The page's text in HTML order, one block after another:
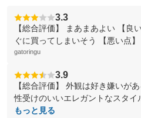
3.3
【総合評価】 まあまあよい 【良
ぐに買ってしまいそう 【悪い点】
gatoringu
3.9
【総合評価】 外観は好き嫌いが
性受けのいいエレガントなスタイ
もっと見る